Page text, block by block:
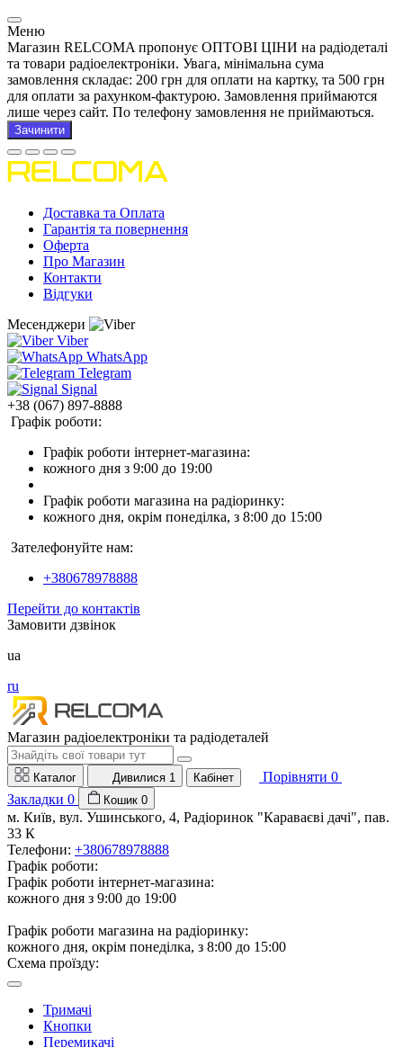
Меню
Магазин RELCOMA пропонує ОПТОВІ ЦІНИ на радіодеталі
та товари радіоелектроніки. Увага, мінімальна сума
замовлення складає: 200 грн для оплати на картку, та 500 грн
для оплати за рахунком-фактурою. Замовлення приймаются
лише через сайт. По телефону замовлення не приймаються.
Зачинити
Доставка та Оплата
Гарантія та повернення
Оферта
Про Магазин
Контакти
Відгуки
Месенджери
Viber
WhatsApp
Telegram
Signal
+38 (067) 897-8888
Графік роботи:
Графік роботи інтернет-магазина:
кожного дня з 9:00 до 19:00
Графік роботи магазина на радіоринку:
кожного дня, окрім понеділка, з 8:00 до 15:00
Зателефонуйте нам:
+380678978888
Перейти до контактів
Замовити дзвінок
ua
ru
Магазин радіоелектроніки та радіодеталей
Каталог Дивилися 1 Кабінет Порівняти 0
Закладки 0 Кошик 0
м. Київ, вул. Ушинського, 4, Радіоринок "Караваєві дачі", пав.
33 К
Телефони: +380678978888
Графік роботи:
Графік роботи інтернет-магазина:
кожного дня з 9:00 до 19:00
Графік роботи магазина на радіоринку:
кожного дня, окрім понеділка, з 8:00 до 15:00
Схема проїзду:
Тримачі
Кнопки
Перемикачі